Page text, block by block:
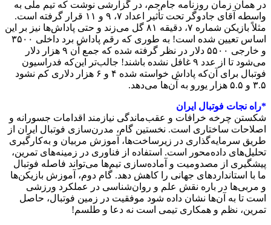
در همان زمان روزنامه جام‌جم، در گزارشی نوشت که تیم ملی به
واسطه آقای جادوگر تحت تأثیر اعداد ۷، ۹ و ۱۱ قرار گرفته است.
مثلاً بازیکن شماره ۷، دقیقه ۸۱ گل می‌زند و حتی پاداش‌ها نیز بر این
اساس تعیین شده است! به طوری که رقم پاداش برد داخلی ۳۵۰۰
و خارجی ۵۵۰۰ دلار در نظر گرفته شده که جمع آن ۹ هزار دلار
می‌شود تا از عدد ۹ غافل نشده باشند! جالب‌تر این‌که فدراسیون
فوتبال برای آن‌که پاداش خواسته شده ۴ و ۶ هزار دلاری کم نشود
۳.۵ و ۵.۵ هزار یورو به آن‌ها می‌دهد.
*راه نجات فوتبال ایران
شکستن چرخه خرافات و عقب‌ماندگی نیازمند اقدامات جسورانه و
اصلاحات ساختاری است. نخستین گام، مدرن‌سازی فوتبال ایران از
طریق سرمایه‌گذاری در زیرساخت‌ها، آموزش مربیان و به‌کارگیری
تحلیل‌های داده‌محور است. استفاده از فناوری در زمینه‌های تمرین،
پیشگیری از مصدومیت و آماده‌سازی تیم‌ها می‌تواند فاصله فوتبال
ما با استانداردهای جهانی را کاهش دهد. گام دوم، آموزش بازیکن‌ها
و مربی‌ها در باره نقش علم و روان‌شناسی در عملکرد ورزشی
است تا به آن‌ها نشان داده شود موفقیت در زمین فوتبال، حاصل
تمرین، نظم و همکاری تیمی است نه دعا و طلسم!